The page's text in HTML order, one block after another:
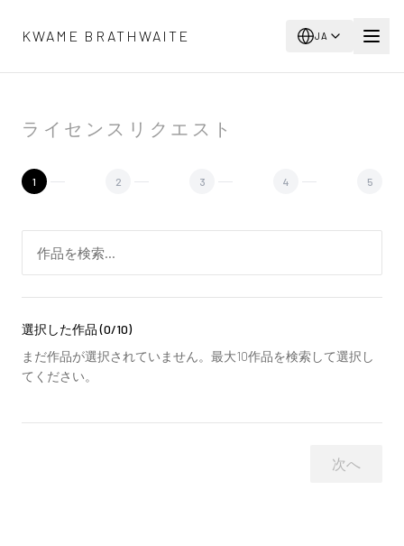
KWAME BRATHWAITE
JA
ライセンスリクエスト
1 2 3 4 5
選択した作品(0/10)
まだ作品が選択されていません。最大10作品を検索して選択し
てください。
次へ